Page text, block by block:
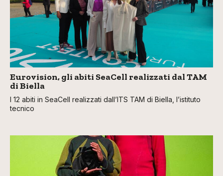
Eurovision, gli abiti SeaCell realizzati dal TAM
di Biella
I 12 abiti in SeaCell realizzati dall’ITS TAM di Biella, l’istituto
tecnico